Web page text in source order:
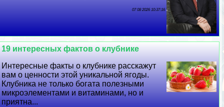
07 08 2026 10:37:16
19 интересных фактов о клубнике
Интересные факты о клубнике расскажут
вам о ценности этой уникальной ягоды.
Клубника не только богата полезными
микроэлементами и витаминами, но и
приятна...